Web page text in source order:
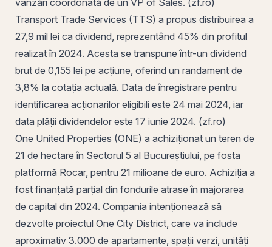
vânzări coordonată de un VP of Sales. (zf.ro)
Transport Trade Services (TTS) a propus distribuirea a
27,9 mil lei ca dividend, reprezentând 45% din profitul
realizat în 2024. Acesta se transpune într-un dividend
brut de 0,155 lei pe acțiune, oferind un randament de
3,8% la cotația actuală. Data de înregistrare pentru
identificarea acționarilor eligibili este 24 mai 2024, iar
data plății dividendelor este 17 iunie 2024. (zf.ro)
One United Properties (ONE) a achiziționat un teren de
21 de hectare în Sectorul 5 al Bucureștiului, pe fosta
platformă Rocar, pentru 21 milioane de euro. Achiziția a
fost finanțată parțial din fondurile atrase în majorarea
de capital din 2024. Compania intenționează să
dezvolte proiectul One City District, care va include
aproximativ 3.000 de apartamente, spații verzi, unități